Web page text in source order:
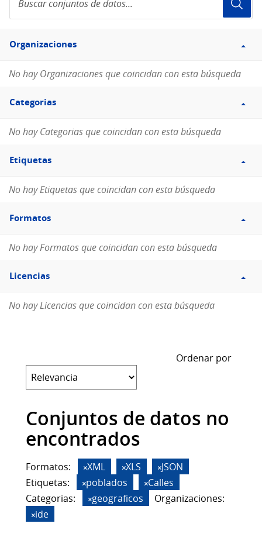
conjuntos
de
Filtro
Organizaciones
Organizaciones
No hay Organizaciones que coincidan con esta búsqueda
Filtro
Categorias
Categorias
No hay Categorias que coincidan con esta búsqueda
Filtro
Etiquetas
Etiquetas
No hay Etiquetas que coincidan con esta búsqueda
Filtro
Formatos
Formatos
No hay Formatos que coincidan con esta búsqueda
Filtro
Licencias
Licencias
No hay Licencias que coincidan con esta búsqueda
Ordenar por
Conjuntos de datos no
encontrados
Formatos: XML XLS
JSON
Etiquetas:
poblados
Calles
Categorias:
geograficos
Organizaciones:
ide